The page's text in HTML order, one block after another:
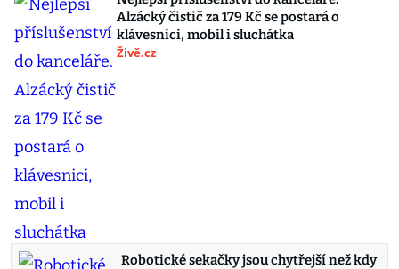
Alzácký čistič za 179 Kč se postará o
klávesnici, mobil i sluchátka
Živě.cz
Robotické sekačky jsou chytřejší než kdy